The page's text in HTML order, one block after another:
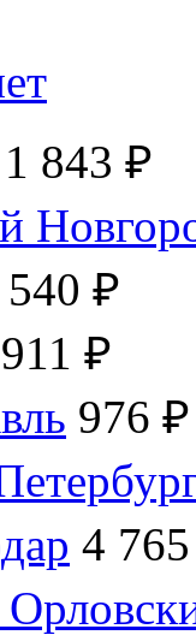
1 843 ₽
540 ₽
911 ₽
976 ₽
4